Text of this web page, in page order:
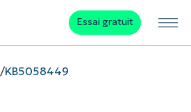
Essai gratuit
/KB5058449